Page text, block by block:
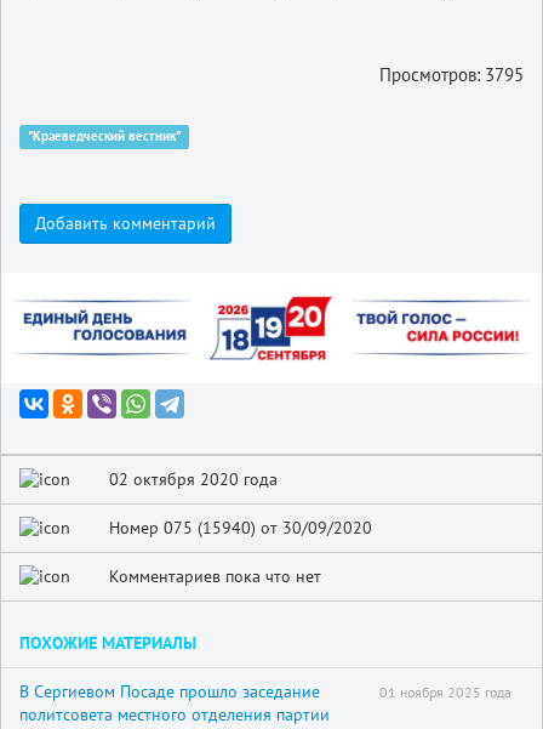
Просмотров: 3795
"Краеведческий вестник"
Добавить комментарий
02 октября 2020 года
Номер 075 (15940) от 30/09/2020
Комментариев пока что нет
ПОХОЖИЕ МАТЕРИАЛЫ
В Сергиевом Посаде прошло заседание
политсовета местного отделения партии
01 ноября 2025 года